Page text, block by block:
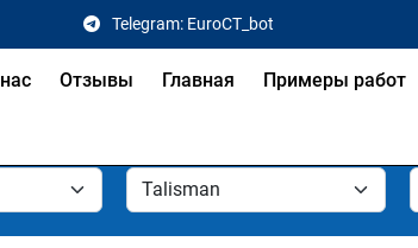
Telegram: EuroCT_bot
Отзывы Главная Примеры работ